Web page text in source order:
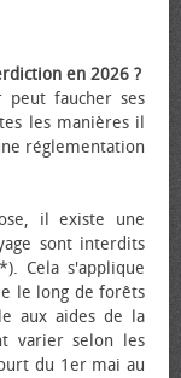
en 2026 ?
peut faucher ses
les manières il
réglementation
il existe une
sont interdits
Cela s'applique
le long de forêts
aux aides de la
varier selon les
du 1er mai au